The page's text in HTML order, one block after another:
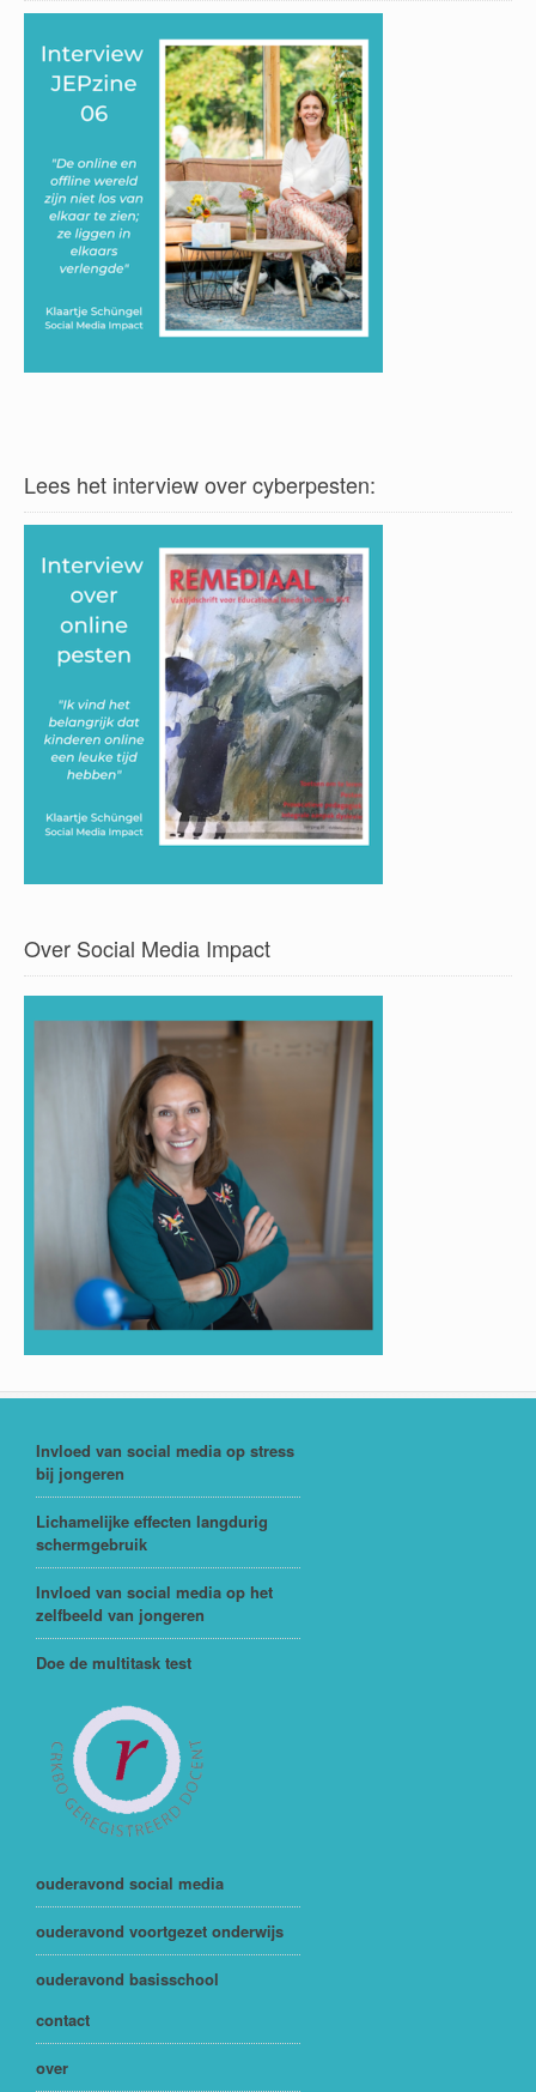
Lees het interview over cyberpesten:
Over Social Media Impact
Invloed van social media op stress
bij jongeren
Lichamelijke effecten langdurig
schermgebruik
Invloed van social media op het
zelfbeeld van jongeren
Doe de multitask test
ouderavond social media
ouderavond voortgezet onderwijs
ouderavond basisschool
contact
over